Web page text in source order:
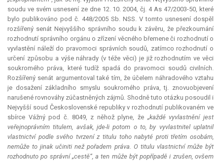
soudu ve svém usnesení ze dne 12. 10. 2004, čj. 4 As 47/2003-50, které
bylo publikováno pod č. 448/2005 Sb. NSS. V tomto usnesení dospěl
rozšířený senát Nejvyššího správního soudu k závěru, že přezkoumání
rozhodnutí správního orgánu o zřízení věcného břemene či rozhodnutí o
vyvlastění náleží do pravomoci správních soudů, zatímco rozhodnutí o
určení způsobu a výše náhrady (v téže věci) je již rozhodnutím ve věci
soukromého práva, které tudíž spadá do pravomoci soudů civilních.
Rozšířený senát argumentoval také tím, že účelem náhradového vztahu
je dosažení základního smyslu soukromého práva, tj. znovuobjevení
narušené rovnováhy zúčastněných zájmů. Shodně tuto otázku posoudil i
Nejvyšší soud Československé republiky v rozhodnutí publikovaném ve
sbírce Vážný pod č. 8049, z něhož plyne, že „každé vyvlastnění jest
veřejnoprávním titulem, avšak, jde-li potom o to, by vyvlastnitel uplatnil
vlastnictví podle svého tvrzení z titulu toho nabyté proti třetím osobám,
nemůže to jinak učiniti než pořadem práva. O titulu vlastnictví může být
rozhodnuto po správní „cestě“, a ten může být popřípadě i zrušen, ovšem